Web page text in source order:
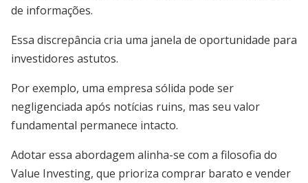
de informações.
Essa discrepância cria uma janela de oportunidade para
investidores astutos.
Por exemplo, uma empresa sólida pode ser
negligenciada após notícias ruins, mas seu valor
fundamental permanece intacto.
Adotar essa abordagem alinha-se com a filosofia do
Value Investing, que prioriza comprar barato e vender